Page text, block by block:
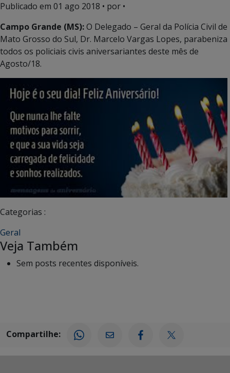
Publicado em 01 ago 2018 • por •
Campo Grande (MS):O Delegado – Geral da Polícia Civil de
Mato Grosso do Sul, Dr. Marcelo Vargas Lopes, parabeniza
todos os policiais civis aniversariantes deste mês de
Agosto/18.
Categorias :
Geral
Veja Também
Sem posts recentes disponíveis.
Compartilhe: